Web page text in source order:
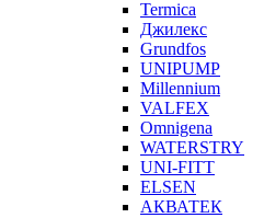
Termica
Джилекс
Grundfos
UNIPUMP
Millennium
VALFEX
Omnigena
WATERSTRY
UNI-FITT
ELSEN
АКВАТЕК